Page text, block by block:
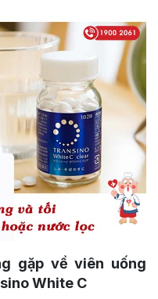
gặp về viên uống
White C